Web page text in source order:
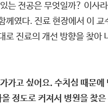
는 전공은 무엇일까? 이사
께였다. 진료 현장에서 이
로 진료의 개선 방향을 찾
가고 싶어요. 수치심 때문
정도로 커져서 병원을 찾